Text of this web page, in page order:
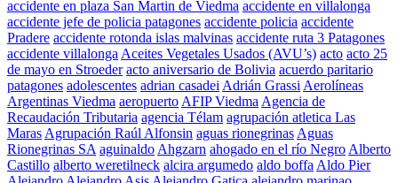
accidente en plaza San Martin de Viedma accidente en villalonga
accidente jefe de policia patagones accidente policia accidente
Pradere accidente rotonda islas malvinas accidente ruta 3 Patagones
accidente villalonga Aceites Vegetales Usados (AVU’s) acto acto 25
de mayo en Stroeder acto aniversario de Bolivia acuerdo paritario
patagones adolescentes adrian casadei Adrián Grassi Aerolíneas
Argentinas Viedma aeropuerto AFIP Viedma Agencia de
Recaudación Tributaria agencia Télam agrupación atletica Las
Maras Agrupación Raúl Alfonsin aguas rionegrinas Aguas
Rionegrinas SA aguinaldo Ahgzarn ahogado en el río Negro Alberto
Castillo alberto weretilneck alcira argumedo aldo boffa Aldo Pier